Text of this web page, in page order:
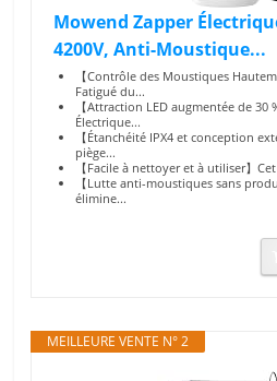
Mowend Zapper
4200V, Anti-Moustique...
【Contrôle des Moustiques
Fatigué du...
【Attraction LED augmentée de 30
Électrique...
【Étanchéité IPX4 et conception
piège...
【Facile à nettoyer et à utiliser】
【Lutte anti-moustiques sans
élimine...
MEILLEURE VENTE N° 2